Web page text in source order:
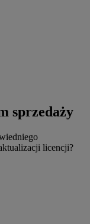
sprzedaży
licencji?